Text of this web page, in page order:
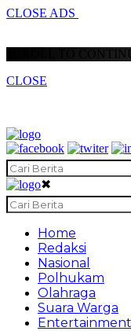
CLOSE ADS
SCROLL TO
CLOSE
✖
Home
Redaksi
Nasional
Polhukam
Olahraga
Suara Warga
Entertainment